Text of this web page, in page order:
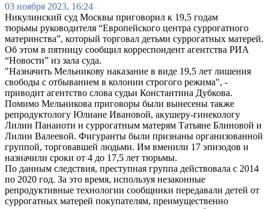
03 ноября 2023, 16:24
Никулинский суд Москвы приговорил к 19,5 годам
тюрьмы руководителя “Европейского центра суррогатного
материнства”, который торговал детьми суррогатных матерей.
Об этом в пятницу сообщил корреспондент агентства РИА
“Новости” из зала суда.
"Назначить Мельникову наказание в виде 19,5 лет лишения
свободы с отбыванием в колонии строгого режима", -
приводит агентство слова судьи Константина Дубкова.
Помимо Мельникова приговоры были вынесены также
репродуктологу Юлиане Ивановой, акушеру-гинекологу
Лилии Панаиоти и суррогатным матерям Татьяне Блиновой и
Лилии Валеевой. Фигуранты были признаны организованной
группой, торговавшей людьми. Им вменили 17 эпизодов и
назначили сроки от 4 до 17,5 лет тюрьмы.
По данным следствия, преступная группа действовала с 2014
по 2020 год. За это время, используя незаконные
репродуктивные технологии сообщники передавали детей от
суррогатных матерей покупателям, преимущественно